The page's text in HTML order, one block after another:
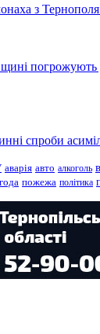
з
погрожують
спроби
аварія авто алкоголь
пожежа політика